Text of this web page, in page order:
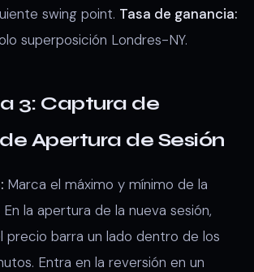
swing point. Tasa de ganancia:
superposición Londres-NY.
3: Captura de
Apertura de Sesión
Marca el máximo y mínimo de la
la apertura de la nueva sesión,
precio barra un lado dentro de los
Entra en la reversión en un